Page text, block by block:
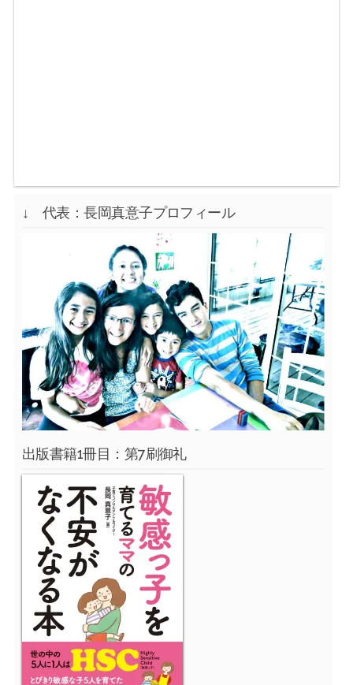
↓ 代表：長岡真意子プロフィール
出版書籍1冊目：第7刷御礼